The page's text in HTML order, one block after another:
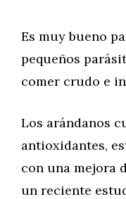
Es muy bueno
pequeños
comer crudo e
Los arándanos
antioxidantes,
con una mejora
un reciente